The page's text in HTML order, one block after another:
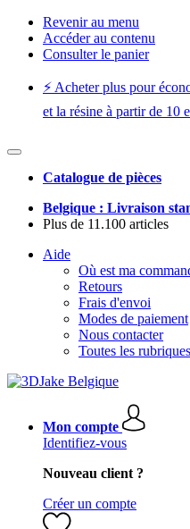
Revenir au menu
Accéder au contenu
Consulter le panier
⚡️ Acheter plus pour
et la résine à partir de 10
Catalogue de pièces
Belgique : Livraison
Plus de 11.100 articles
Aide
Où est ma
Retours
Frais d'envoi
Modes de paiement
Nous contacter
Toutes les rubriques
Mon compte
Identifiez-vous
Nouveau client ?
Créer un compte